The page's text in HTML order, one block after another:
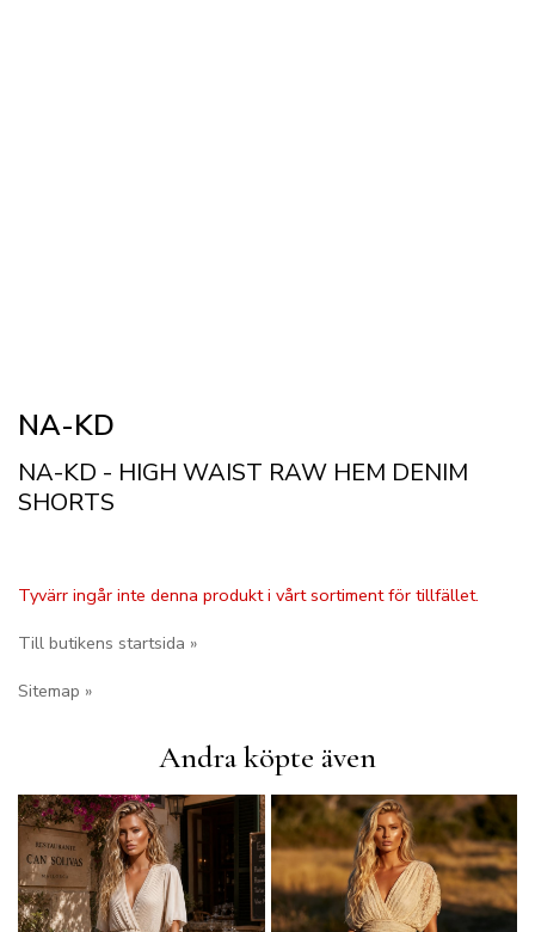
NA-KD
NA-KD - HIGH WAIST RAW HEM DENIM
SHORTS
Tyvärr ingår inte denna produkt i vårt sortiment för tillfället.
Till butikens startsida »
Sitemap »
Andra köpte även